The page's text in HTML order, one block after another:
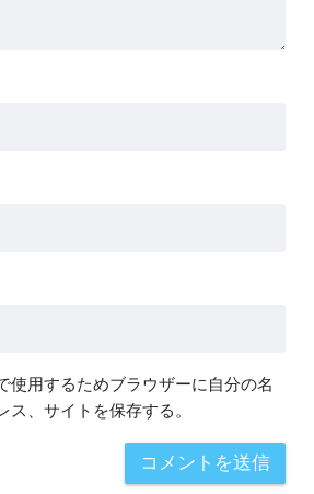
使用するためブラウザーに自分の名
ス、サイトを保存する。